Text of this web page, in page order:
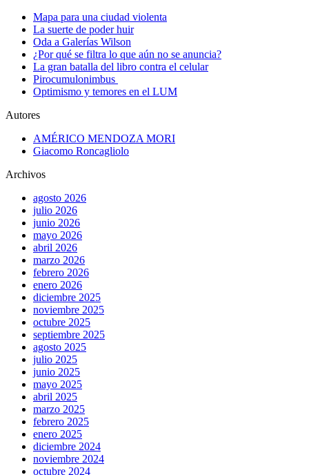
Mapa para una ciudad violenta
La suerte de poder huir
Oda a Galerías Wilson
¿Por qué se filtra lo que aún no se anuncia?
La gran batalla del libro contra el celular
Pirocumulonimbus
Optimismo y temores en el LUM
Autores
AMÉRICO MENDOZA MORI
Giacomo Roncagliolo
Archivos
agosto 2026
julio 2026
junio 2026
mayo 2026
abril 2026
marzo 2026
febrero 2026
enero 2026
diciembre 2025
noviembre 2025
octubre 2025
septiembre 2025
agosto 2025
julio 2025
junio 2025
mayo 2025
abril 2025
marzo 2025
febrero 2025
enero 2025
diciembre 2024
noviembre 2024
octubre 2024